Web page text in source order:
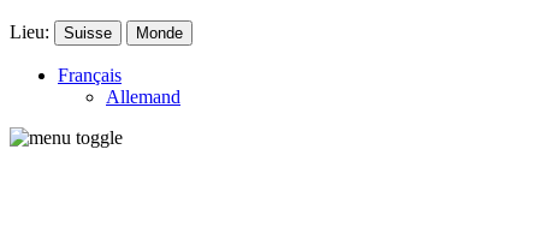
Lieu: Suisse Monde
Français
Allemand